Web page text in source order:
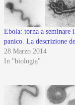
Ebola: torna a seminare
panico. La descrizione
28 Marzo 2014
In "biologia"